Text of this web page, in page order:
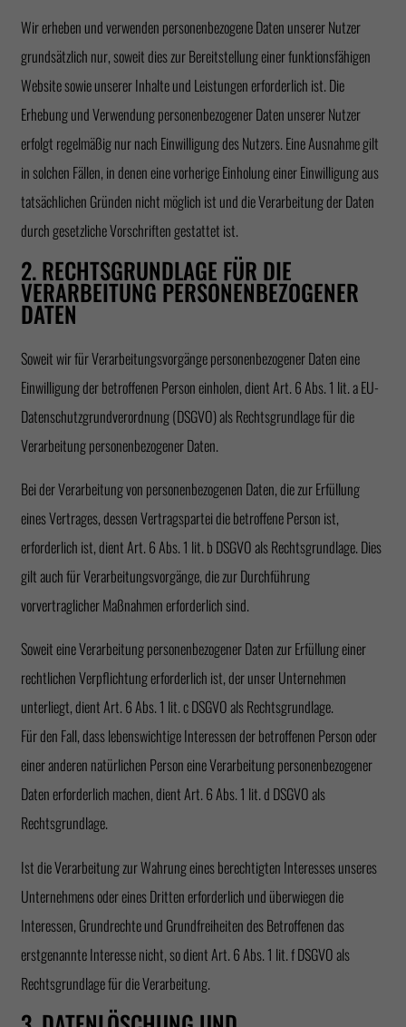
Wir erheben und verwenden personenbezogene Daten unserer Nutzer
grundsätzlich nur, soweit dies zur Bereitstellung einer funktionsfähigen
Website sowie unserer Inhalte und Leistungen erforderlich ist. Die
Erhebung und Verwendung personenbezogener Daten unserer Nutzer
erfolgt regelmäßig nur nach Einwilligung des Nutzers. Eine Ausnahme gilt
in solchen Fällen, in denen eine vorherige Einholung einer Einwilligung aus
tatsächlichen Gründen nicht möglich ist und die Verarbeitung der Daten
durch gesetzliche Vorschriften gestattet ist.
2. RECHTSGRUNDLAGE FÜR DIE
VERARBEITUNG PERSONENBEZOGENER
DATEN
Soweit wir für Verarbeitungsvorgänge personenbezogener Daten eine
Einwilligung der betroffenen Person einholen, dient Art. 6 Abs. 1 lit. a EU-
Datenschutzgrundverordnung (DSGVO) als Rechtsgrundlage für die
Verarbeitung personenbezogener Daten.
Bei der Verarbeitung von personenbezogenen Daten, die zur Erfüllung
eines Vertrages, dessen Vertragspartei die betroffene Person ist,
erforderlich ist, dient Art. 6 Abs. 1 lit. b DSGVO als Rechtsgrundlage. Dies
gilt auch für Verarbeitungsvorgänge, die zur Durchführung
vorvertraglicher Maßnahmen erforderlich sind.
Soweit eine Verarbeitung personenbezogener Daten zur Erfüllung einer
rechtlichen Verpflichtung erforderlich ist, der unser Unternehmen
unterliegt, dient Art. 6 Abs. 1 lit. c DSGVO als Rechtsgrundlage.
Für den Fall, dass lebenswichtige Interessen der betroffenen Person oder
einer anderen natürlichen Person eine Verarbeitung personenbezogener
Daten erforderlich machen, dient Art. 6 Abs. 1 lit. d DSGVO als
Rechtsgrundlage.
Ist die Verarbeitung zur Wahrung eines berechtigten Interesses unseres
Unternehmens oder eines Dritten erforderlich und überwiegen die
Interessen, Grundrechte und Grundfreiheiten des Betroffenen das
erstgenannte Interesse nicht, so dient Art. 6 Abs. 1 lit. f DSGVO als
Rechtsgrundlage für die Verarbeitung.